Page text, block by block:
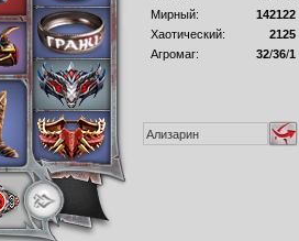
Мирный:
142122
Хаотический:
2125
Агромаг:
32/36/1